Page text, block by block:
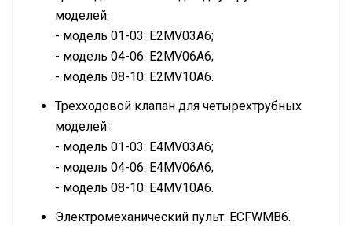
моделей:
- модель 01-03: E2MV03A6;
- модель 04-06: E2MV06A6;
- модель 08-10: E2MV10A6.
Трехходовой клапан для четырехтрубных
моделей:
- модель 01-03: E4MV03A6;
- модель 04-06: E4MV06A6;
- модель 08-10: E4MV10A6.
Электромеханический пульт: ECFWMB6.